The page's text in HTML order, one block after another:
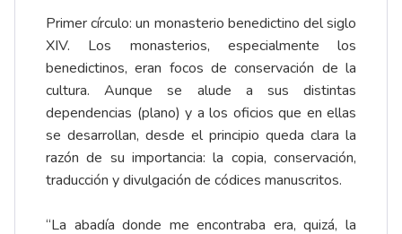
Primer círculo: un monasterio benedictino del siglo
XIV. Los monasterios, especialmente los
benedictinos, eran focos de conservación de la
cultura. Aunque se alude a sus distintas
dependencias (plano) y a los oficios que en ellas
se desarrollan, desde el principio queda clara la
razón de su importancia: la copia, conservación,
traducción y divulgación de códices manuscritos.
“La abadía donde me encontraba era, quizá, la